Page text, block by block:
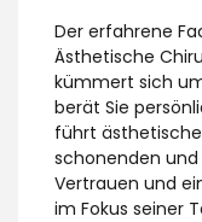
Der erfahrene
Ästhetische
kümmert sich
berät Sie
führt
schonenden
Vertrauen und
im Fokus seiner